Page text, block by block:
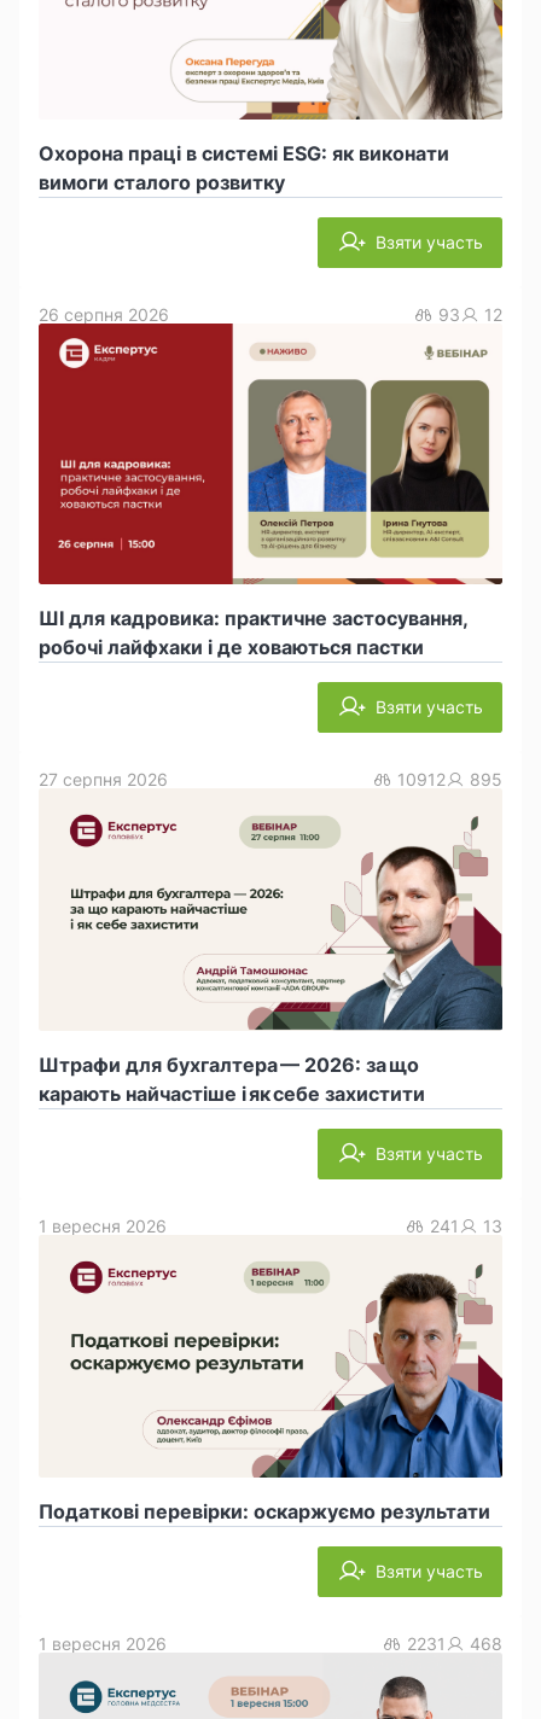
Охорона праці в системі ESG: як виконати
вимоги сталого розвитку
Взяти участь
ШІ для кадровика: практичне застосування,
робочі лайфхаки і де ховаються пастки
26 серпня 2026 93 12
Взяти участь
Штрафи для бухгалтера — 2026: за що
карають найчастіше і як себе захистити
27 серпня 2026 10912 895
Взяти участь
Податкові перевірки: оскаржуємо результати
1 вересня 2026 241 13
Взяти участь
1 вересня 2026 2231 468